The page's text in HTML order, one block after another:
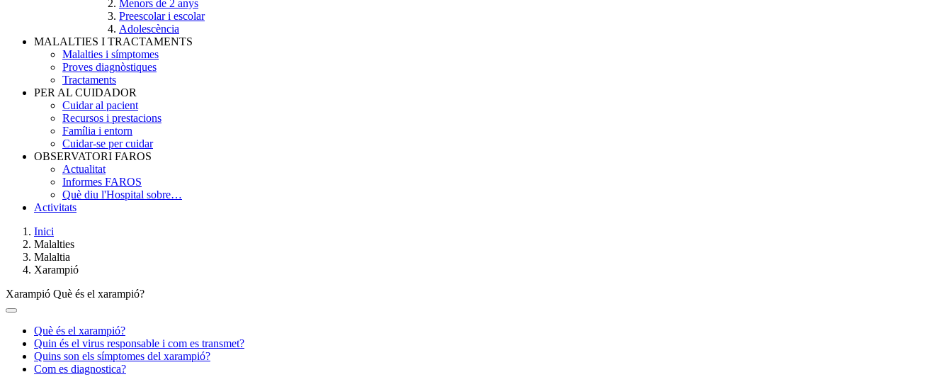
Menors de 2 anys
Preescolar i escolar
Adolescència
MALALTIES I TRACTAMENTS
Malalties i símptomes
Proves diagnòstiques
Tractaments
PER AL CUIDADOR
Cuidar al pacient
Recursos i prestacions
Família i entorn
Cuidar-se per cuidar
OBSERVATORI FAROS
Actualitat
Informes FAROS
Què diu l'Hospital sobre…
Activitats
Breadcrumb
Inici
Malalties
Malaltia
Xarampió
Xarampió Què és el xarampió?
Què és el xarampió?
Quin és el virus responsable i com es transmet?
Quins son els símptomes del xarampió?
Com es diagnostica?